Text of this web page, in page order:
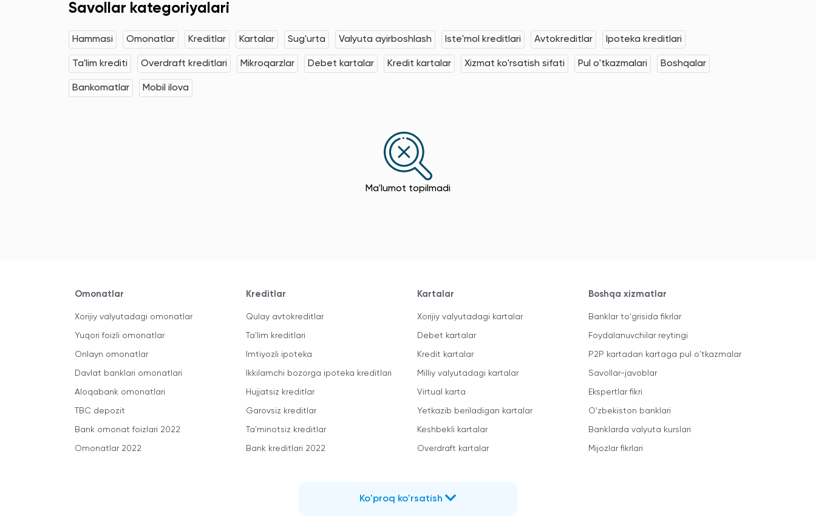
Savollar kategoriyalari
Hammasi Omonatlar Kreditlar Kartalar Sug'urta Valyuta ayirboshlash Iste'mol kreditlari Avtokreditlar Ipoteka kreditlari
Ta'lim krediti Overdraft kreditlari Mikroqarzlar Debet kartalar Kredit kartalar Xizmat ko'rsatish sifati Pul o'tkazmalari Boshqalar
Bankomatlar Mobil ilova
Ma'lumot topilmadi
Omonatlar
Xorijiy valyutadagi omonatlar
Yuqori foizli omonatlar
Onlayn omonatlar
Davlat banklari omonatlari
Aloqabank omonatlari
TBC depozit
Bank omonat foizlari 2022
Omonatlar 2022
Kreditlar
Qulay avtokreditlar
Ta'lim kreditlari
Imtiyozli ipoteka
Ikkilamchi bozorga ipoteka kreditlari
Hujjatsiz kreditlar
Garovsiz kreditlar
Ta'minotsiz kreditlar
Bank kreditlari 2022
Kartalar
Xorijiy valyutadagi kartalar
Debet kartalar
Kredit kartalar
Milliy valyutadagi kartalar
Virtual karta
Yetkazib beriladigan kartalar
Keshbekli kartalar
Overdraft kartalar
Boshqa xizmatlar
Banklar to'grisida fikrlar
Foydalanuvchilar reytingi
P2P kartadan kartaga pul o'tkazmalar
Savollar-javoblar
Ekspertlar fikri
O'zbekiston banklari
Banklarda valyuta kurslari
Mijozlar fikrlari
Ko'proq ko'rsatish